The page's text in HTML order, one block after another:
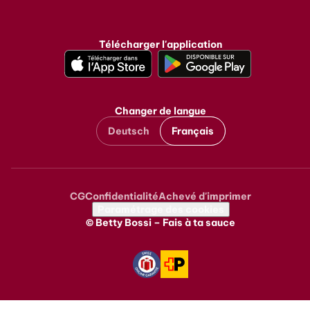
Télécharger l'application
Changer de langue
Deutsch
Français
Metanavigation
CGConfidentialitéAchevé d'imprimer
© Betty Bossi – Fais à ta sauce